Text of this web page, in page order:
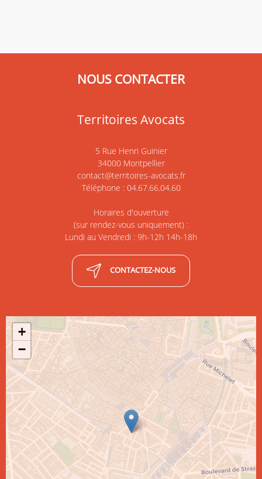
NOUS CONTACTER
Territoires Avocats
5 Rue Henri Guinier
34000 Montpellier
contact@territoires-avocats.fr
Téléphone : 04.67.66.04.60
Horaires d'ouverture
(sur rendez-vous uniquement) :
Lundi au Vendredi : 9h-12h 14h-18h
CONTACTEZ-NOUS
+
−